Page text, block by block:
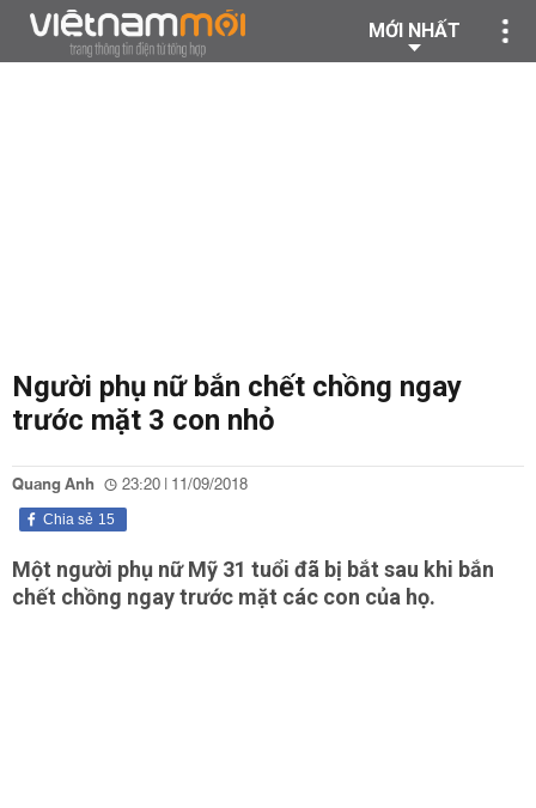
MỚI NHẤT
Người phụ nữ bắn chết chồng ngay
trước mặt 3 con nhỏ
Quang Anh 23:20 | 11/09/2018
15
Chia sẻ
Một người phụ nữ Mỹ 31 tuổi đã bị bắt sau khi bắn
chết chồng ngay trước mặt các con của họ.